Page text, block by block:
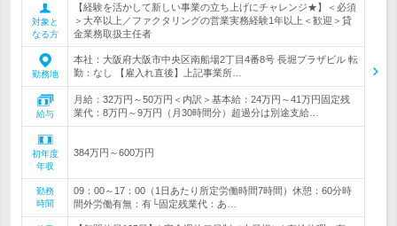
対象と
なる方
【経験を活かして新しい事業の立ち上げにチャレンジ★】＜必須
＞大卒以上／ファクタリングの営業実務経験1年以上＜歓迎＞貸
金業務取扱主任者
勤務地
本社：大阪府大阪市中央区南船場2丁目4番8号 長堀プラザビル 転
勤：なし 【雇入れ直後】上記事業所…
給与
月給：32万円～50万円＜内訳＞基本給：24万円～41万円固定残
業代：8万円～9万円（月30時間分）超過分は別途支給…
初年度
年収
384万円～600万円
勤務
時間
09：00～17：00（1日あたり所定労働時間7時間）休憩：60分時
間外労働有無：有└固定残業代：あ…